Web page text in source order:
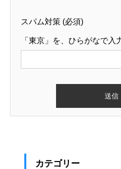
スパム対策 (必須)
「東京」を、ひらがなで入
カテゴリー